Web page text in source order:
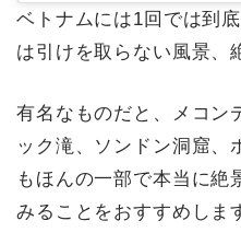
ベトナムには1回では到
は引けを取らない風景、
有名なものだと、メコン
ック滝、ソンドン洞窟、
もほんの一部で本当に絶
みることをおすすめしま